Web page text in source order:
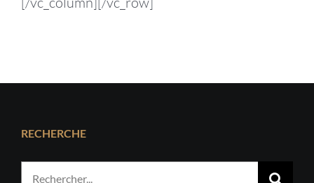
RECHERCHE
Rechercher: